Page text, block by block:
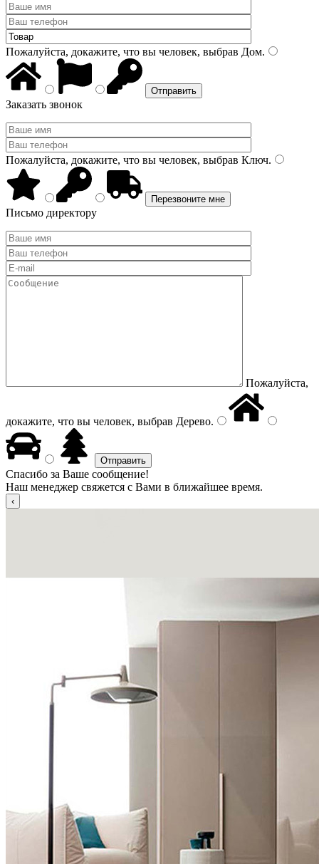
Пожалуйста, докажите, что вы человек, выбрав Дом.
Заказать звонок
Пожалуйста, докажите, что вы человек, выбрав Ключ.
Письмо директору
Пожалуйста,
докажите, что вы человек, выбрав Дерево.
Спасибо за Ваше сообщение!
Наш менеджер свяжется с Вами в ближайшее время.